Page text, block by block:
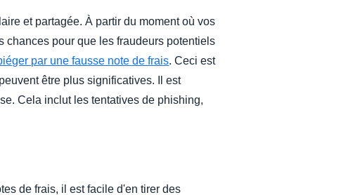
et partagée. À partir du moment où vos
chances pour que les fraudeurs potentiels
par une fausse note de frais. Ceci est
être plus significatives. Il est
Cela inclut les tentatives de phishing,
de frais, il est facile d'en tirer des